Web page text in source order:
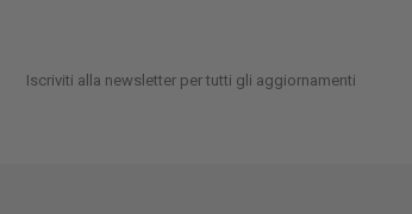
Iscriviti alla newsletter per tutti gli aggiornamenti